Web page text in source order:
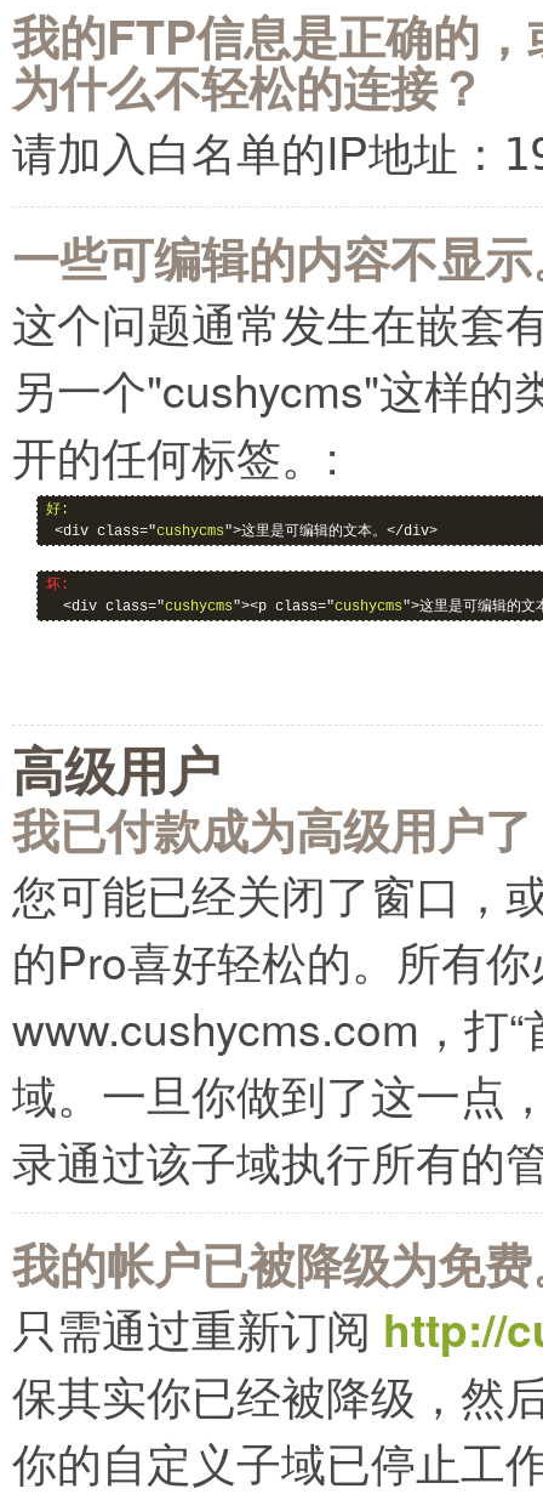
我的FTP信息是正确的
为什么不轻松的连接？
请加入白名单的IP地址：
一些可编辑的内容不显
这个问题通常发生在嵌套
另一个"cushycms"这样的
开的任何标签。:
好:
<div class="cushycms">这里是可编辑的文本。</div>
坏:
<div class="cushycms"><p class="cushycms">这里是可编辑的
高级用户
我已付款成为高级用户
您可能已经关闭了窗口，
的Pro喜好轻松的。所有
www.cushycms.com，打
域。一旦你做到了这一点
录通过该子域执行所有的
我的帐户已被降级为免
只需通过重新订阅 http://
保其实你已经被降级，然
你的自定义子域已停止工